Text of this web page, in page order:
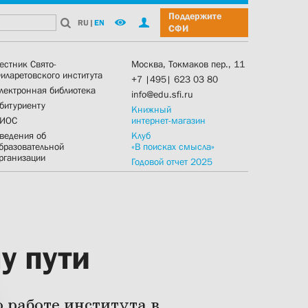
RU | EN
Поддержите
СФИ
Свято-
института
библиотека
об
Москва, Токмаков пер., 11
+7 |495| 623 03 80
info@edu.sfi.ru
Книжный
интернет-магазин
Клуб
«В поисках смысла»
Годовой отчет 2025
пути